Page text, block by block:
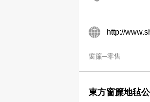
http://
窗簾─零售
東方窗簾地毡公